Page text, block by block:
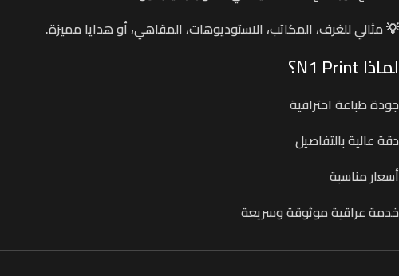
💡 مثالي للغرف، المكاتب، الاستوديوهات، المقاهي، أو هدايا مميزة.
لماذا N1 Print؟
جودة طباعة احترافية
دقة عالية بالتفاصيل
أسعار مناسبة
خدمة عراقية موثوقة وسريعة